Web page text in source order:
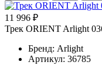
11 996 ₽
Трек ORIENT Arlight
Бренд: Arlight
Артикул: 36785